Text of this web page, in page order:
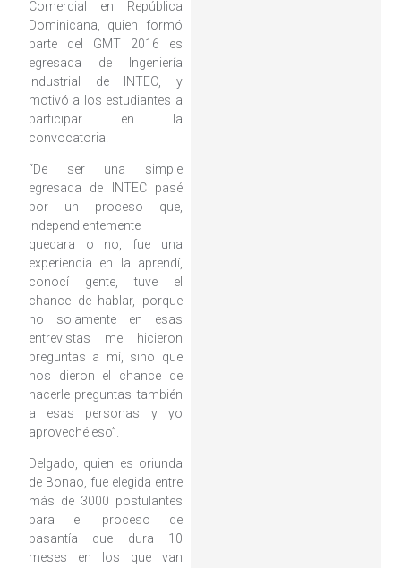
Comercial en República
Dominicana, quien formó
parte del GMT 2016 es
egresada de Ingeniería
Industrial de INTEC, y
motivó a los estudiantes a
participar en la
convocatoria.
“De ser una simple
egresada de INTEC pasé
por un proceso que,
independientemente
quedara o no, fue una
experiencia en la aprendí,
conocí gente, tuve el
chance de hablar, porque
no solamente en esas
entrevistas me hicieron
preguntas a mí, sino que
nos dieron el chance de
hacerle preguntas también
a esas personas y yo
aproveché eso”.
Delgado, quien es oriunda
de Bonao, fue elegida entre
más de 3000 postulantes
para el proceso de
pasantía que dura 10
meses en los que van